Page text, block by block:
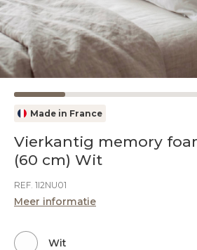
Made in France
Vierkantig memory
(60 cm) Wit
REF. 1I2NU01
Meer informatie
Wit